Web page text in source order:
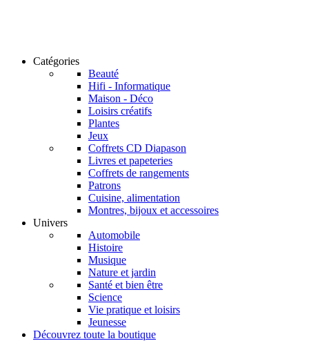
Catégories
Beauté
Hifi - Informatique
Maison - Déco
Loisirs créatifs
Plantes
Jeux
Coffrets CD Diapason
Livres et papeteries
Coffrets de rangements
Patrons
Cuisine, alimentation
Montres, bijoux et accessoires
Univers
Automobile
Histoire
Musique
Nature et jardin
Santé et bien être
Science
Vie pratique et loisirs
Jeunesse
Découvrez toute la boutique